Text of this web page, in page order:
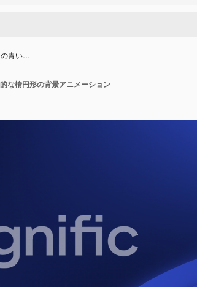
の青い…
な楕円形の背景アニメーション